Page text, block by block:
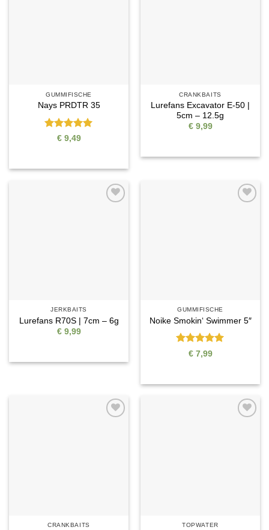
GUMMIFISCHE
Nays PRDTR 35
Bewertet
€9,49
CRANKBAITS
Lurefans Excavator E-50 |
5cm – 12.5g
€9,99
JERKBAITS
Lurefans R70S | 7cm – 6g
€9,99
GUMMIFISCHE
Noike Smokin‘ Swimmer 5″
Bewertet
€7,99
CRANKBAITS TOPWATER